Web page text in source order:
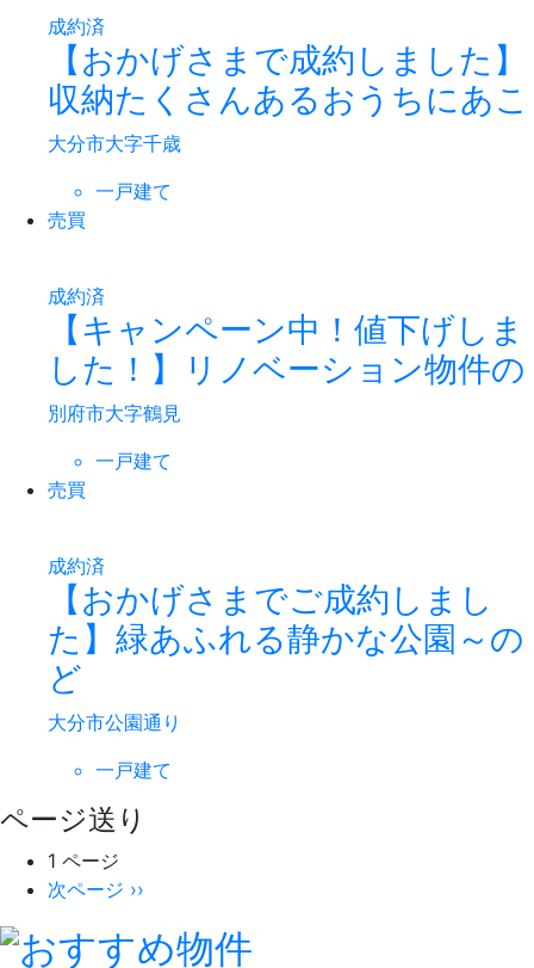
成約済
【おかげさまで成約しました】
収納たくさんあるおうちにあこ
大分市大字千歳
一戸建て
売買
成約済
【キャンペーン中！値下げしま
した！】リノベーション物件の
別府市大字鶴見
一戸建て
売買
成約済
【おかげさまでご成約しまし
た】緑あふれる静かな公園～の
ど
大分市公園通り
一戸建て
ページ送り
1 ページ
次ページ ››